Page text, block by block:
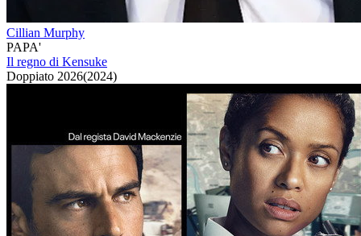
Cillian Murphy
PAPA'
Il regno di Kensuke
Doppiato 2026(2024)